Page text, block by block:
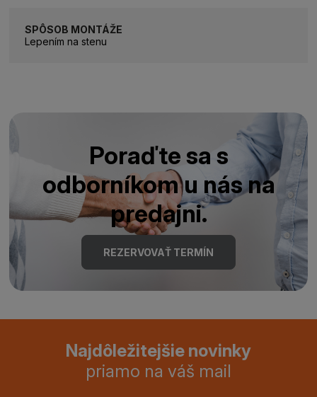
SPÔSOB MONTÁŽE
Lepením na stenu
Poraďte sa s
odborníkom u nás na
predajni.
REZERVOVAŤ TERMÍN
Najdôležitejšie novinky
priamo na váš mail